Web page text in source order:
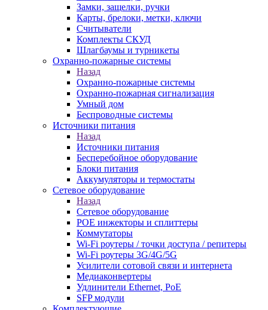
Замки, защелки, ручки
Карты, брелоки, метки, ключи
Считыватели
Комплекты СКУД
Шлагбаумы и турникеты
Охранно-пожарные системы
Назад
Охранно-пожарные системы
Охранно-пожарная сигнализация
Умный дом
Беспроводные системы
Источники питания
Назад
Источники питания
Бесперебойное оборудование
Блоки питания
Аккумуляторы и термостаты
Сетевое оборудование
Назад
Сетевое оборудование
POE инжекторы и сплиттеры
Коммутаторы
Wi-Fi роутеры / точки доступа / репитеры
Wi-Fi роутеры 3G/4G/5G
Усилители сотовой связи и интернета
Медиаконвертеры
Удлинители Ethernet, PoE
SFP модули